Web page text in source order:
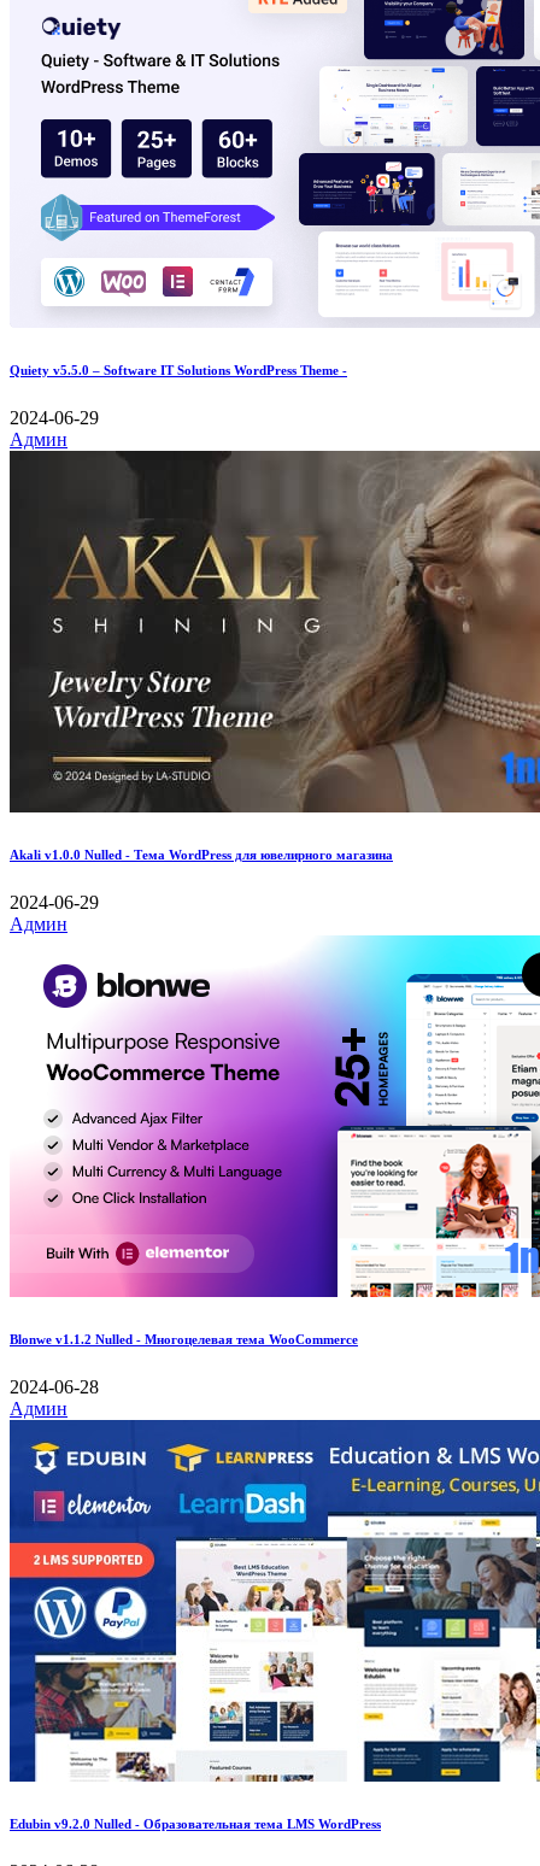
Quiety v5.5.0 – Software IT Solutions WordPress Theme -
2024-06-29
Админ
Akali v1.0.0 Nulled - Тема WordPress для ювелирного магазина
2024-06-29
Админ
Blonwe v1.1.2 Nulled - Многоцелевая тема WooCommerce
2024-06-28
Админ
Edubin v9.2.0 Nulled - Образовательная тема LMS WordPress